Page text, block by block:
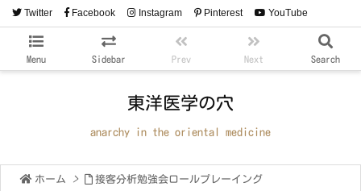
Menu Sidebar Prev Next Search
Twitter Facebook Instagram Pinterest YouTube
RSS
東洋医学の穴
anarchy in the oriental medicine
ホーム > 接客分析勉強会ロールプレーイング